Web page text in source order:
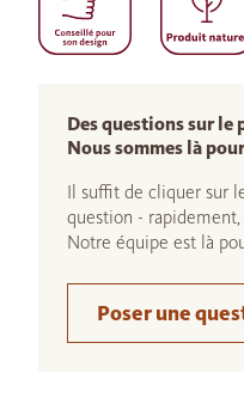
Des questions sur le
Nous sommes là
Il suffit de cliquer sur
question -
Notre équipe est là
Poser une